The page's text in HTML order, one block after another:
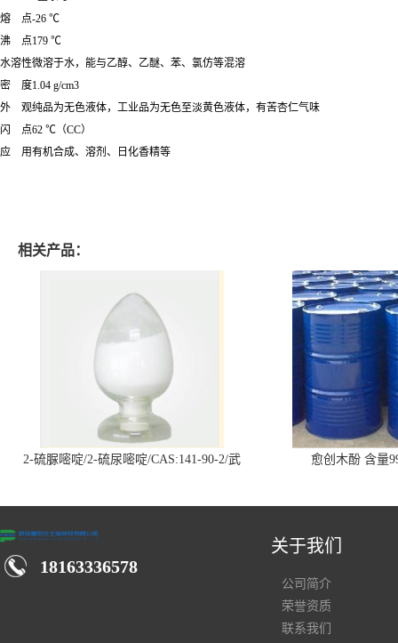
熔 点-26 ℃
沸 点179 ℃
水溶性微溶于水，能与乙醇、乙醚、苯、氯仿等混溶
密 度1.04 g/cm3
外 观纯品为无色液体，工业品为无色至淡黄色液体，有苦杏仁气味
闪 点62 ℃（CC）
应 用有机合成、溶剂、日化香精等
相关产品：
2-硫脲嘧啶/2-硫尿嘧啶/CAS:141-90-2/武
愈创木酚 含量
18163336578
关于我们
公司简介
荣誉资质
联系我们